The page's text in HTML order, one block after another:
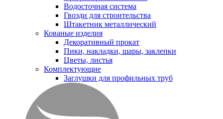
Водосточная система
Гвозди для строительства
Штакетник металлический
Кованые изделия
Декоративный прокат
Пики, накладки, шары, заклепки
Цветы, листья
Комплектующие
Заглушки для профильных труб